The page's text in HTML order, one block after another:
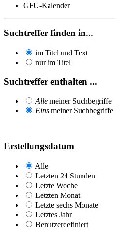
GFU-Kalender
Suchtreffer finden in...
im Titel und Text
nur im Titel
Suchtreffer enthalten ...
Alle meiner Suchbegriffe
Eins meiner Suchbegriffe
Erstellungsdatum
Alle
Letzten 24 Stunden
Letzte Woche
Letzten Monat
Letzte sechs Monate
Letztes Jahr
Benutzerdefiniert